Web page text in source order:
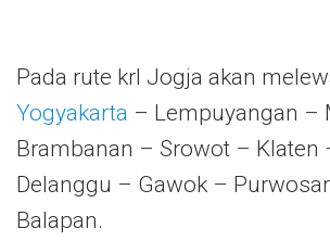
Pada rute krl Jogja akan
Yogyakarta – Lempuyangan –
Brambanan – Srowot – Klaten
Delanggu – Gawok –
Balapan.